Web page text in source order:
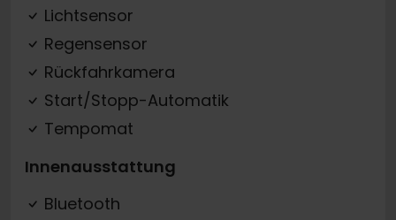
Lichtsensor
Regensensor
Rückfahrkamera
Start/Stopp-Automatik
Tempomat
Innenausstattung
Bluetooth